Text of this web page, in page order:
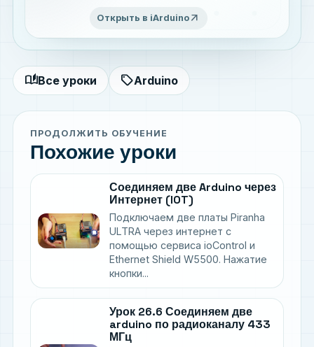
Открыть в iArduino arrow_outward
auto_storiesВсе уроки sellArduino
ПРОДОЛЖИТЬ ОБУЧЕНИЕ
Похожие уроки
Соединяем две Arduino через
Интернет (IOT)
Подключаем две платы Piranha
ULTRA через интернет с
помощью сервиса ioControl и
Ethernet Shield W5500. Нажатие
кнопки...
Урок 26.6 Соединяем две
arduino по радиоканалу 433
МГц